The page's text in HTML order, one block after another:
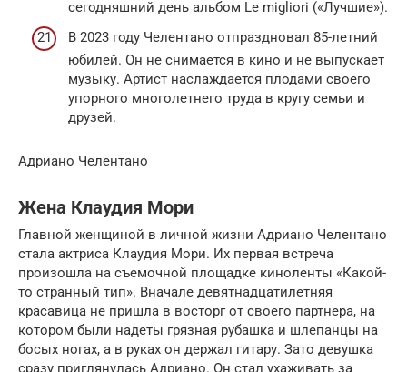
сегодняшний день альбом Le migliori («Лучшие»).
В 2023 году Челентано отпраздновал 85-летний
юбилей. Он не снимается в кино и не выпускает
музыку. Артист наслаждается плодами своего
упорного многолетнего труда в кругу семьи и
друзей.
Адриано Челентано
Жена Клаудия Мори
Главной женщиной в личной жизни Адриано Челентано
стала актриса Клаудия Мори. Их первая встреча
произошла на съемочной площадке киноленты «Какой-
то странный тип». Вначале девятнадцатилетняя
красавица не пришла в восторг от своего партнера, на
котором были надеты грязная рубашка и шлепанцы на
босых ногах, а в руках он держал гитару. Зато девушка
сразу приглянулась Адриано. Он стал ухаживать за